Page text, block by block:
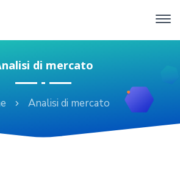
di mercato
Analisi di mercato